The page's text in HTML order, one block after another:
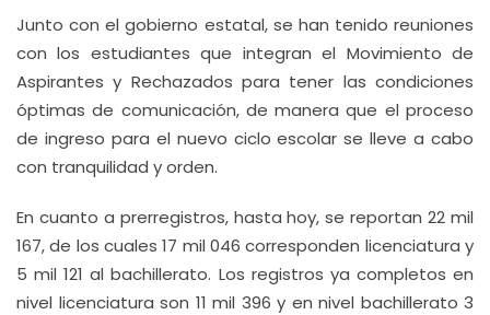
Junto con el gobierno estatal, se han tenido reuniones
con los estudiantes que integran el Movimiento de
Aspirantes y Rechazados para tener las condiciones
óptimas de comunicación, de manera que el proceso
de ingreso para el nuevo ciclo escolar se lleve a cabo
con tranquilidad y orden.
En cuanto a prerregistros, hasta hoy, se reportan 22 mil
167, de los cuales 17 mil 046 corresponden licenciatura y
5 mil 121 al bachillerato. Los registros ya completos en
nivel licenciatura son 11 mil 396 y en nivel bachillerato 3